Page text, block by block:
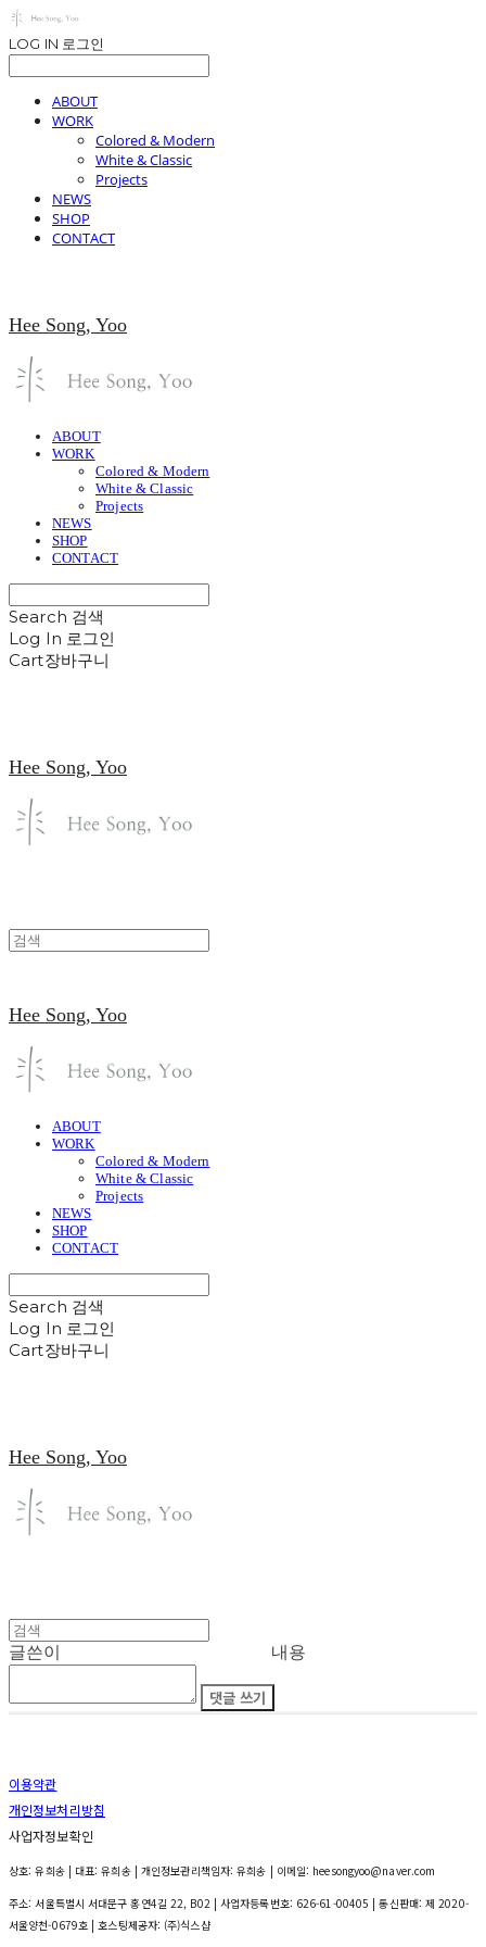
LOG IN 로그인
ABOUT
WORK
Colored & Modern
White & Classic
Projects
NEWS
SHOP
CONTACT
Hee Song, Yoo
ABOUT
WORK
Colored & Modern
White & Classic
Projects
NEWS
SHOP
CONTACT
Search 검색
Log In 로그인
Cart장바구니
Hee Song, Yoo
Hee Song, Yoo
ABOUT
WORK
Colored & Modern
White & Classic
Projects
NEWS
SHOP
CONTACT
Search 검색
Log In 로그인
Cart장바구니
Hee Song, Yoo
글쓴이 내용
댓글 쓰기
이용약관
개인정보처리방침
사업자정보확인
상호: 유희송 | 대표: 유희송 | 개인정보관리책임자: 유희송 | 이메일: heesongyoo@naver.com
주소: 서울특별시 서대문구 홍연4길 22, B02 | 사업자등록번호: 626-61-00405 | 통신판매:제 2020-
서울양천-0679호 | 호스팅제공자: (주)식스샵